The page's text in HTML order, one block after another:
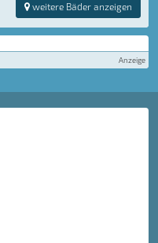
weitere Bäder anzeigen
Anzeige